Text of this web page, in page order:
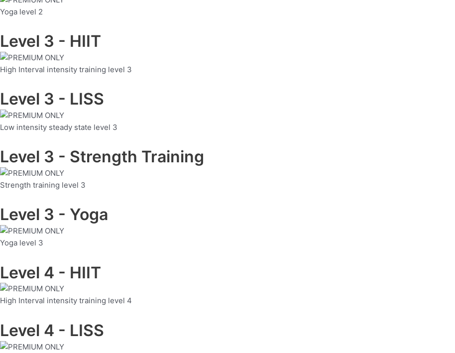
Yoga level 2
Level 3 - HIIT
High Interval intensity training level 3
Level 3 - LISS
Low intensity steady state level 3
Level 3 - Strength Training
Strength training level 3
Level 3 - Yoga
Yoga level 3
Level 4 - HIIT
High Interval intensity training level 4
Level 4 - LISS